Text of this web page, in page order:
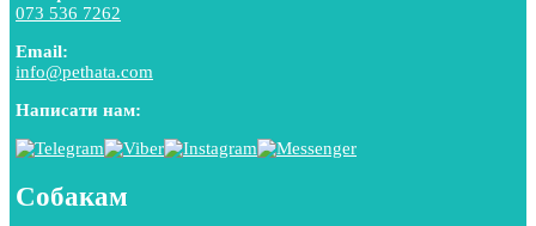
073 536 7262
Email:
info@pethata.com
Написати нам:
Собакам